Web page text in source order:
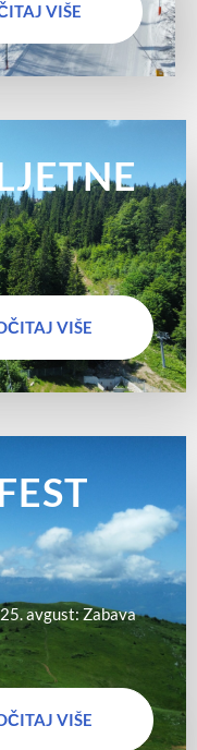
VIŠE
VIŠE
avgust: Zabava
VIŠE